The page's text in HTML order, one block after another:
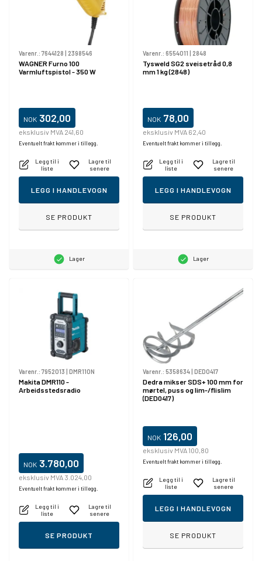
Varenr.: 7644128 2398546
WAGNER Furno 100
Varmluftspistol - 350 W
NOK 302,00
eksklusiv MVA 241,60
Eventuelt frakt kommer i tillegg.
Legg til i
liste
Lagre til
senere
LEGG I HANDLEVOGN
SE PRODUKT
Lager
Varenr.: 6554011 2848
Tysweld SG2 sveisetråd 0,8
mm 1 kg (2848)
NOK 78,00
eksklusiv MVA 62,40
Eventuelt frakt kommer i tillegg.
Legg til i
liste
Lagre til
senere
LEGG I HANDLEVOGN
SE PRODUKT
Lager
Varenr.: 7952013 | DMR110N
Makita DMR110 -
Arbeidsstedsradio
NOK 3.780,00
eksklusiv MVA 3.024,00
Eventuelt frakt kommer i tillegg.
Legg til i
liste
Lagre til
senere
SE PRODUKT
Varenr.: 5358634| DED0417
Dedra mikser SDS+ 100 mm for
mørtel, puss og lim-/flislim
(DED0417)
NOK 126,00
eksklusiv MVA 100,80
Eventuelt frakt kommer i tillegg.
Legg til i
liste
Lagre til
senere
LEGG I HANDLEVOGN
SE PRODUKT